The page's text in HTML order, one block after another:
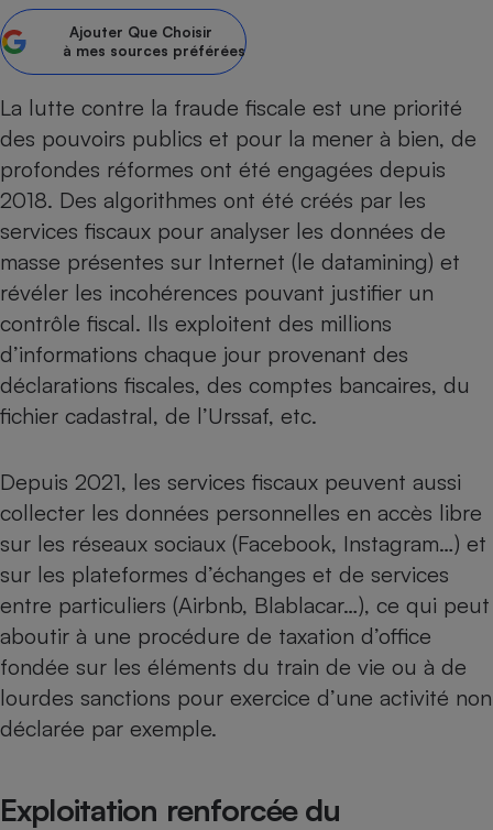
Ajouter Que Choisir
à mes sources préférées
La lutte contre la fraude fiscale est une priorité
des pouvoirs publics et pour la mener à bien, de
profondes réformes ont été engagées depuis
2018. Des algorithmes ont été créés par les
services fiscaux pour analyser les données de
masse présentes sur Internet (le datamining) et
révéler les incohérences pouvant justifier un
contrôle fiscal. Ils exploitent des millions
d’informations chaque jour provenant des
déclarations fiscales, des comptes bancaires, du
fichier cadastral, de l’Urssaf, etc.
Depuis 2021, les services fiscaux peuvent aussi
collecter les données personnelles en accès libre
sur les réseaux sociaux (Facebook, Instagram…) et
sur les plateformes d’échanges et de services
entre particuliers (Airbnb, Blablacar…), ce qui peut
aboutir à une procédure de taxation d’office
fondée sur les éléments du train de vie ou à de
lourdes sanctions pour exercice d’une activité non
déclarée par exemple.
Exploitation renforcée du
bouteille
Assurance emprunteur
Banque
Lave-linge
Plaque de cuisson à
induction
Ventilateur
Téléviseur
Téléphone mobile -
Smartphone
Matelas
Climatiseur -
Ventilateur
Antimoustique